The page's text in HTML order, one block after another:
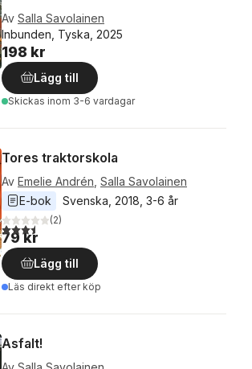
Av Salla Savolainen
Inbunden, Tyska, 2025
198 kr
Lägg till
Skickas inom 3-6 vardagar
Tores traktorskola
Av Emelie Andrén Salla Savolainen
E-bok
Svenska 2018 3-6 år
3,5utav 5 stjärnor. Totalt antal röster:
(2)
79 kr
Lägg till
Läs direkt efter köp
Asfalt!